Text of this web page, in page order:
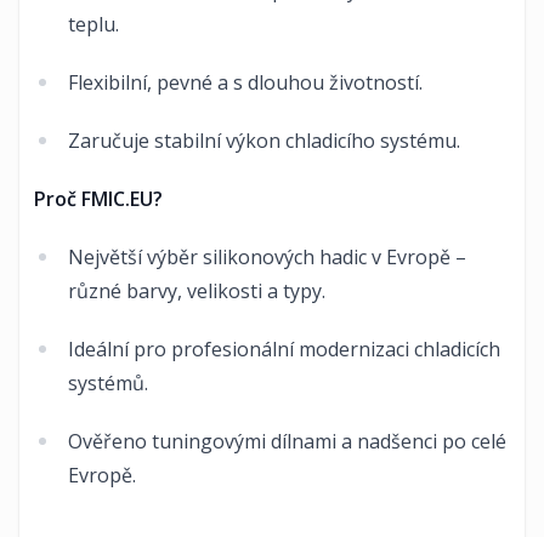
teplu.
Flexibilní, pevné a s dlouhou životností.
Zaručuje stabilní výkon chladicího systému.
Proč FMIC.EU?
Největší výběr silikonových hadic v Evropě –
různé barvy, velikosti a typy.
Ideální pro profesionální modernizaci chladicích
systémů.
Ověřeno tuningovými dílnami a nadšenci po celé
Evropě.